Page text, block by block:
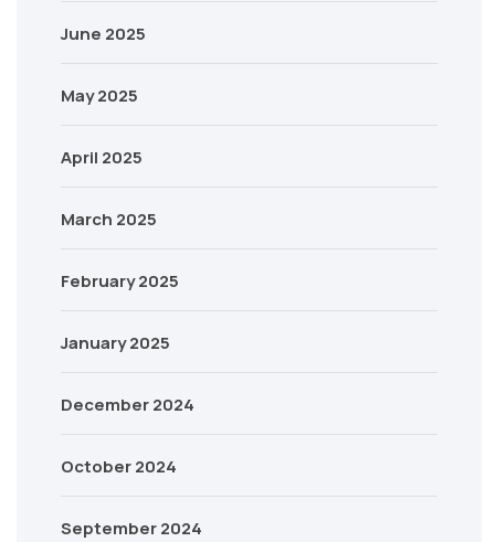
June 2025
May 2025
April 2025
March 2025
February 2025
January 2025
December 2024
October 2024
September 2024